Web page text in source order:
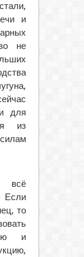
и
не
для
из
всё
Если
то
и